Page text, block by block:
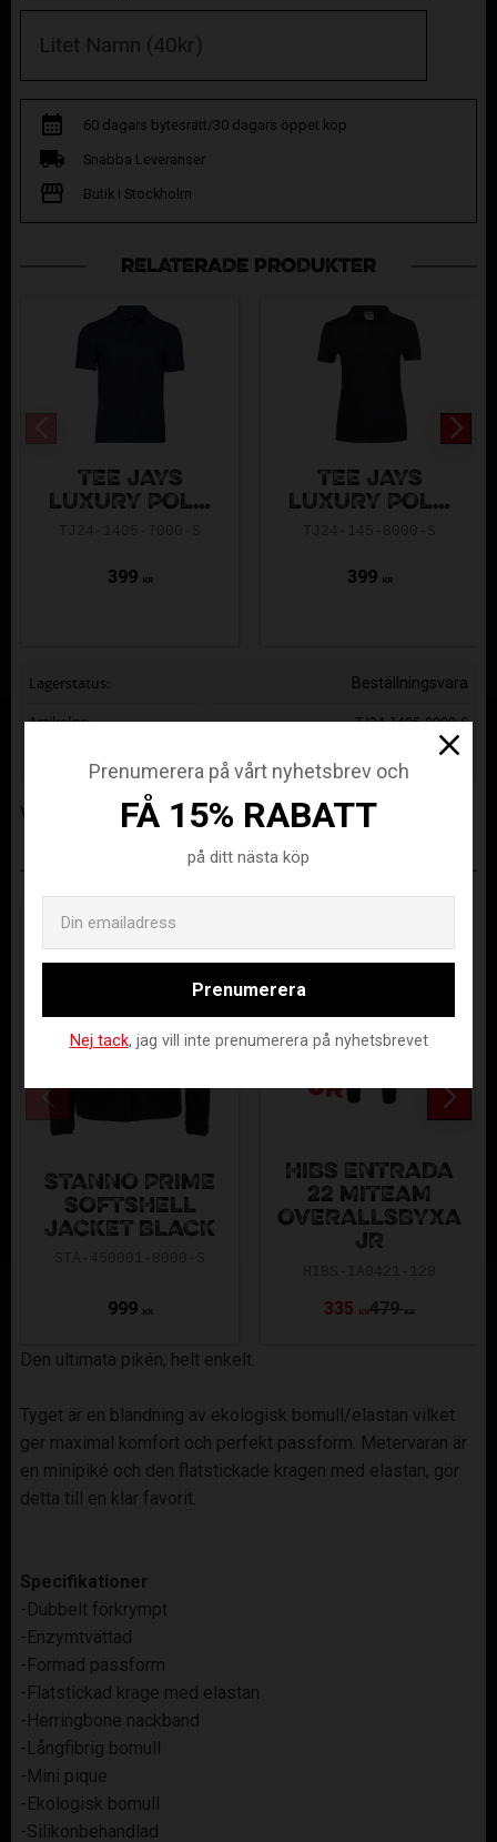
60 dagars bytesrätt/30 dagars öppet köp
Snabba Leveranser
Butik i Stockholm
RELATERADE PRODUKTER
TEE JAYS
LUXURY POLO
399 KR
TEE JAYS
LUXURY POLO
399 KR
Lagerstatus Beställningsvara
Artikelnr
TJ24-1405-8000-S
Tillverkare
Tee Jays
Visa alla produkter från Tee Jays
ANDRA KÖPTE ÄVEN
STANNO PRIME
SOFTSHELL
JACKET BLACK
999 KR
HIBS ENTRADA
22 MITEAM
OVERALLSBYXA
JR
335 KR479 KR
Den ultimata pikén, helt enkelt.
Tyget är en blandning av ekologisk bomull/elastan vilket
ger maximal komfort och perfekt passform. Metervaran är
en minipiké och den flatstickade kragen med elastan, gör
detta till en klar favorit.
Specifikationer
-Dubbelt förkrympt
-Enzymtvättad
-Formad passform
-Flatstickad krage med elastan
-Herringbone nackband
-Långfibrig bomull
-Mini pique
-Ekologisk bomull
-Silikonbehandlad
Prenumerera på vårt nyhetsbrev och
FÅ 15% RABATT
på ditt nästa köp
Prenumerera
Nej tack, jag vill inte prenumerera på nyhetsbrevet